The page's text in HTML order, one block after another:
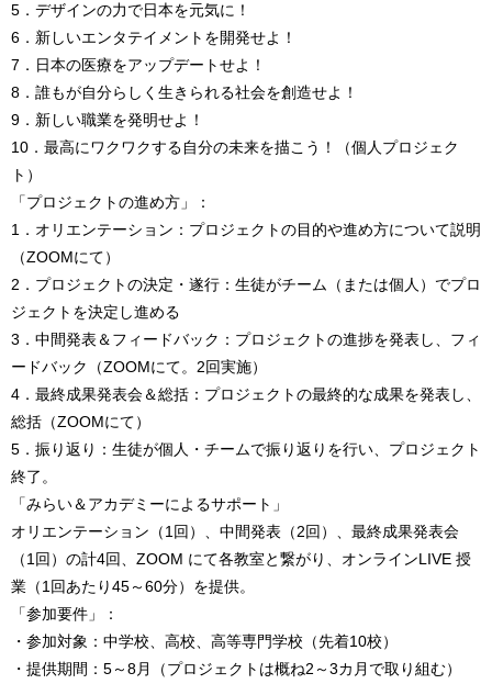
5．デザインの力で日本を元気に！
6．新しいエンタテイメントを開発せよ！
7．日本の医療をアップデートせよ！
8．誰もが自分らしく生きられる社会を創造せよ！
9．新しい職業を発明せよ！
10．最高にワクワクする自分の未来を描こう！（個人プロジェク
ト）
「プロジェクトの進め方」：
1．オリエンテーション：プロジェクトの目的や進め方について説明
（ZOOMにて）
2．プロジェクトの決定・遂行：生徒がチーム（または個人）でプロ
ジェクトを決定し進める
3．中間発表＆フィードバック：プロジェクトの進捗を発表し、フィ
ードバック（ZOOMにて。2回実施）
4．最終成果発表会＆総括：プロジェクトの最終的な成果を発表し、
総括（ZOOMにて）
5．振り返り：生徒が個人・チームで振り返りを行い、プロジェクト
終了。
「みらい＆アカデミーによるサポート」
オリエンテーション（1回）、中間発表（2回）、最終成果発表会
（1回）の計4回、ZOOM にて各教室と繋がり、オンラインLIVE 授
業（1回あたり45～60分）を提供。
「参加要件」：
・参加対象：中学校、高校、高等専門学校（先着10校）
・提供期間：5～8月（プロジェクトは概ね2～3カ月で取り組む）